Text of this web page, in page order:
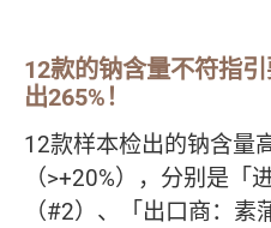
12款的钠含量不符指
出265%！
12款样本检出的钠含量
（>+20%），分别是「
（#2）、「出口商：素